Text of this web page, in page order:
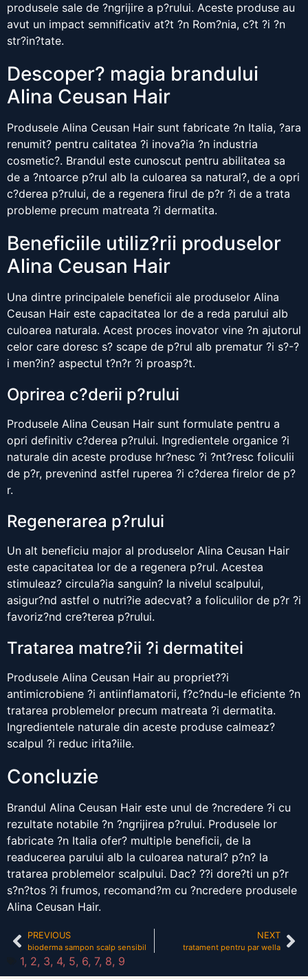
produsele sale de ?ngrijire a p?rului. Aceste produse au
avut un impact semnificativ at?t ?n Rom?nia, c?t ?i ?n
str?in?tate.
Descoper? magia brandului
Alina Ceusan Hair
Produsele Alina Ceusan Hair sunt fabricate ?n Italia, ?ara
renumit? pentru calitatea ?i inova?ia ?n industria
cosmetic?. Brandul este cunoscut pentru abilitatea sa
de a ?ntoarce p?rul alb la culoarea sa natural?, de a opri
c?derea p?rului, de a regenera firul de p?r ?i de a trata
probleme precum matreata ?i dermatita.
Beneficiile utiliz?rii produselor
Alina Ceusan Hair
Una dintre principalele beneficii ale produselor Alina
Ceusan Hair este capacitatea lor de a reda parului alb
culoarea naturala. Acest proces inovator vine ?n ajutorul
celor care doresc s? scape de p?rul alb prematur ?i s?-?
i men?in? aspectul t?n?r ?i proasp?t.
Oprirea c?derii p?rului
Produsele Alina Ceusan Hair sunt formulate pentru a
opri definitiv c?derea p?rului. Ingredientele organice ?i
naturale din aceste produse hr?nesc ?i ?nt?resc foliculii
de p?r, prevenind astfel ruperea ?i c?derea firelor de p?
r.
Regenerarea p?rului
Un alt beneficiu major al produselor Alina Ceusan Hair
este capacitatea lor de a regenera p?rul. Acestea
stimuleaz? circula?ia sanguin? la nivelul scalpului,
asigur?nd astfel o nutri?ie adecvat? a foliculilor de p?r ?i
favoriz?nd cre?terea p?rului.
Tratarea matre?ii ?i dermatitei
Produsele Alina Ceusan Hair au propriet??i
antimicrobiene ?i antiinflamatorii, f?c?ndu-le eficiente ?n
tratarea problemelor precum matreata ?i dermatita.
Ingredientele naturale din aceste produse calmeaz?
scalpul ?i reduc irita?iile.
Concluzie
Brandul Alina Ceusan Hair este unul de ?ncredere ?i cu
rezultate notabile ?n ?ngrijirea p?rului. Produsele lor
fabricate ?n Italia ofer? multiple beneficii, de la
readucerea parului alb la culoarea natural? p?n? la
tratarea problemelor scalpului. Dac? ??i dore?ti un p?r
s?n?tos ?i frumos, recomand?m cu ?ncredere produsele
Alina Ceusan Hair.
PREVIOUS
bioderma sampon scalp sensibil
NEXT
tratament pentru par wella
1, 2, 3, 4, 5, 6, 7, 8, 9